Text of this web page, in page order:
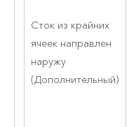
Сток из крайних
ячеек направлен
наружу
(Дополнительный)